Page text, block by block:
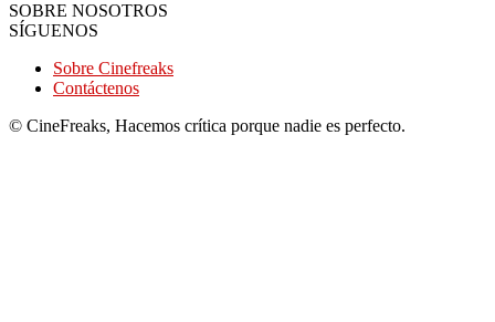
SOBRE NOSOTROS
SÍGUENOS
Sobre Cinefreaks
Contáctenos
© CineFreaks, Hacemos crítica porque nadie es perfecto.